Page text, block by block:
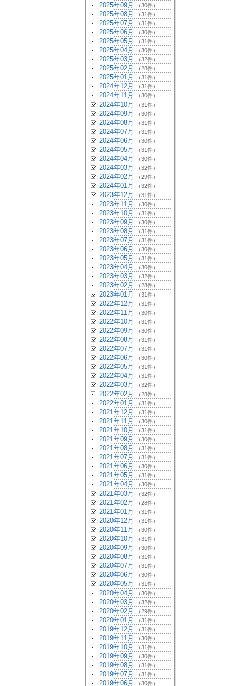
2025年09月 （30件）
2025年08月 （31件）
2025年07月 （31件）
2025年06月 （30件）
2025年05月 （31件）
2025年04月 （30件）
2025年03月 （32件）
2025年02月 （28件）
2025年01月 （31件）
2024年12月 （31件）
2024年11月 （30件）
2024年10月 （31件）
2024年09月 （30件）
2024年08月 （31件）
2024年07月 （31件）
2024年06月 （30件）
2024年05月 （31件）
2024年04月 （30件）
2024年03月 （32件）
2024年02月 （29件）
2024年01月 （32件）
2023年12月 （31件）
2023年11月 （30件）
2023年10月 （31件）
2023年09月 （30件）
2023年08月 （31件）
2023年07月 （31件）
2023年06月 （30件）
2023年05月 （31件）
2023年04月 （30件）
2023年03月 （32件）
2023年02月 （28件）
2023年01月 （31件）
2022年12月 （31件）
2022年11月 （30件）
2022年10月 （31件）
2022年09月 （30件）
2022年08月 （31件）
2022年07月 （31件）
2022年06月 （30件）
2022年05月 （31件）
2022年04月 （31件）
2022年03月 （32件）
2022年02月 （28件）
2022年01月 （31件）
2021年12月 （31件）
2021年11月 （30件）
2021年10月 （31件）
2021年09月 （30件）
2021年08月 （31件）
2021年07月 （31件）
2021年06月 （30件）
2021年05月 （31件）
2021年04月 （30件）
2021年03月 （32件）
2021年02月 （28件）
2021年01月 （31件）
2020年12月 （31件）
2020年11月 （30件）
2020年10月 （31件）
2020年09月 （30件）
2020年08月 （31件）
2020年07月 （31件）
2020年06月 （30件）
2020年05月 （31件）
2020年04月 （30件）
2020年03月 （32件）
2020年02月 （29件）
2020年01月 （31件）
2019年12月 （31件）
2019年11月 （30件）
2019年10月 （31件）
2019年09月 （30件）
2019年08月 （31件）
2019年07月 （31件）
2019年06月 （30件）